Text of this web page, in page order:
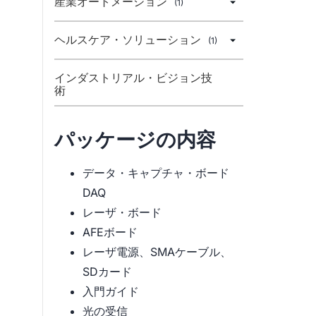
(1)
ヘルスケア・ソリューション (1)
インダストリアル・ビジョン技
術
パッケージの内容
データ・キャプチャ・ボード
DAQ
レーザ・ボード
AFEボード
レーザ電源、SMAケーブル、
SDカード
入門ガイド
光の受信